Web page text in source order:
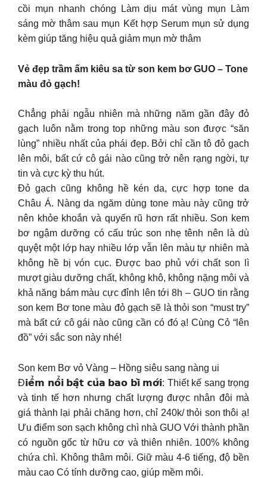
cồi mụn nhanh chóng Làm dịu mát vùng mụn Làm
sáng mờ thâm sau mụn Kết hợp Serum mụn sử dụng
kèm giúp tăng hiệu quả giảm mụn mờ thâm
Vẻ đẹp trầm ấm kiêu sa từ son kem bơ GUO – Tone
màu đỏ gạch!
Chẳng phải ngẫu nhiên mà những năm gần đây đỏ
gạch luôn nằm trong top những màu son được “săn
lùng” nhiều nhất của phái đẹp. Bởi chỉ cần tô đỏ gạch
lên môi, bất cứ cô gái nào cũng trở nên rạng ngời, tự
tin và cực kỳ thu hút.
Đỏ gạch cũng không hề kén da, cực hợp tone da
Châu Á. Nàng da ngăm dùng tone màu này cũng trở
nên khỏe khoắn và quyến rũ hơn rất nhiều. Son kem
bơ ngậm dưỡng có cấu trúc son nhẹ tênh nên là dù
quyệt một lớp hay nhiều lớp vẫn lên màu tự nhiên mà
không hề bị vón cục. Được bao phủ với chất son lì
mượt giàu dưỡng chất, không khô, không nặng môi và
khả năng bám màu cực đỉnh lên tới 8h – GUO tin rằng
son kem Bơ tone màu đỏ gạch sẽ là thỏi son “must try”
mà bất cứ cô gái nào cũng cần có đó ạ! Cùng Cỏ “lên
đồ” với sắc son này nhé!
Son kem Bơ vỏ Vàng – Hồng siêu sang nàng ui
Đ𝗶𝗲̂̉𝗺 𝗻𝗼̂̉𝗶 𝗯𝗮̣̂𝘁 𝗰𝘂̉𝗮 𝗯𝗮𝗼 𝗯𝗶̀ 𝗺𝗼̛́𝗶: Thiết kế sang trọng
và tinh tế hơn nhưng chất lượng được nhân đôi mà
giá thành lại phải chăng hơn, chỉ 240k/ thỏi son thôi ạ!
Ưu điểm son sạch không chì nhà GUO Với thành phần
có nguồn gốc từ hữu cơ và thiên nhiên. 100% không
chứa chì. Không thâm môi. Giữ màu 4-6 tiếng, độ bền
màu cao Có tính dưỡng cao, giúp mềm môi.